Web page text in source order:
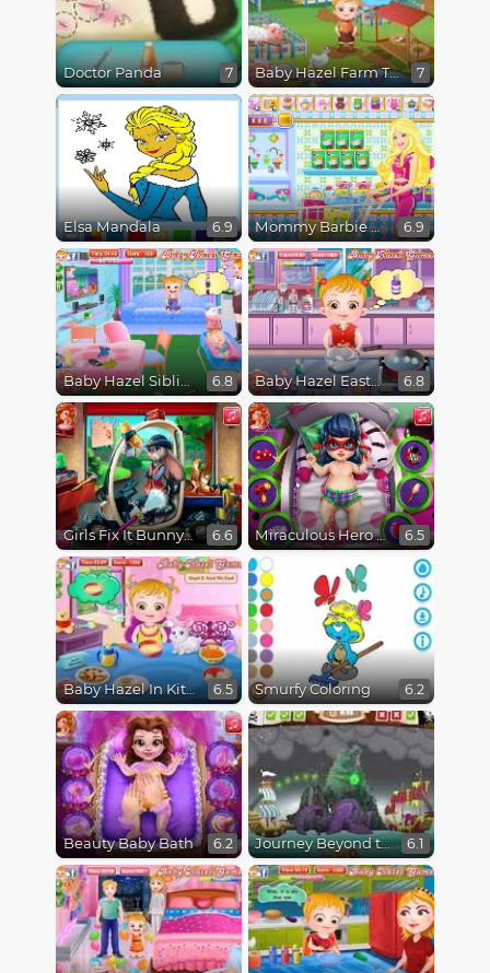
Doctor Panda 7 Baby Hazel Farm Tour 7
Elsa Mandala 6.9 Mommy Barbie Go Shopping 6.9
Baby Hazel Sibling Trouble 6.8 Baby Hazel Easter Fun 6.8
Girls Fix It Bunny Car 6.6 Miraculous Hero Baby Bath 6.5
Baby Hazel In Kitchen 6.5 Smurfy Coloring 6.2
Beauty Baby Bath 6.2 Journey Beyond the Never Seas 6.1